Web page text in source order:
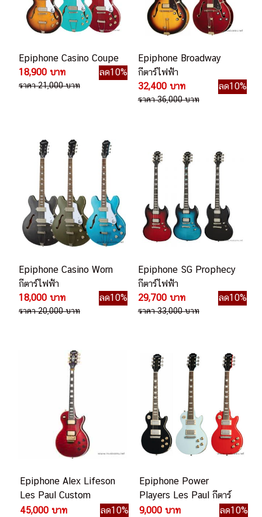
Epiphone Casino Coupe
18,900 บาท
ลด10%
ราคา 21,000 บาท
Epiphone Broadway
กีตาร์ไฟฟ้า
32,400 บาท
ลด10%
ราคา 36,000 บาท
Epiphone Casino Worn
กีตาร์ไฟฟ้า
18,000 บาท
ลด10%
ราคา 20,000 บาท
Epiphone SG Prophecy
กีตาร์ไฟฟ้า
29,700 บาท
ลด10%
ราคา 33,000 บาท
Epiphone Alex Lifeson
Les Paul Custom
Axcess กีตาร์ไฟฟ้า
45,000 บาท ลด10%
Epiphone Power
Players Les Paul กีตาร์
ไฟฟ้า
9,000 บาท ลด10%